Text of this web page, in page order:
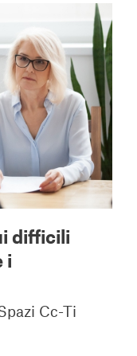
difficili
i
Cc-Ti